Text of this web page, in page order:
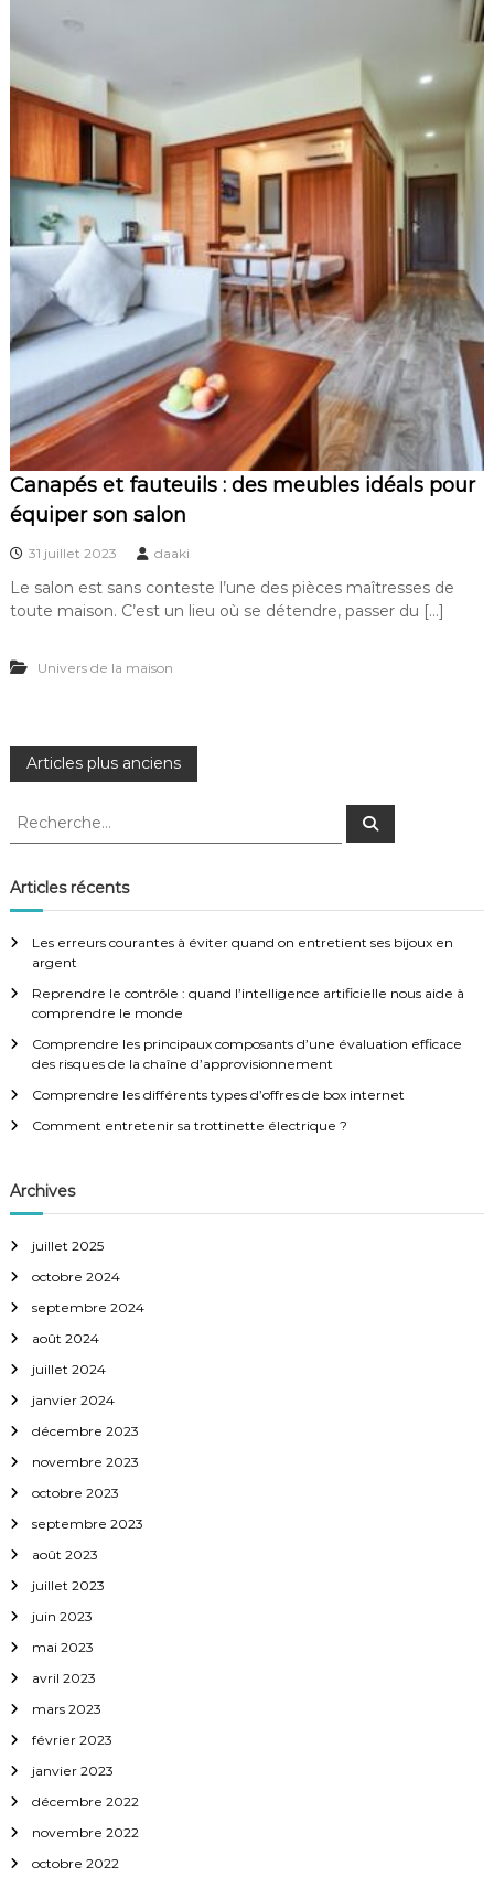
Canapés et fauteuils : des meubles idéals pour
équiper son salon
31 juillet 2023 daaki
Le salon est sans conteste l’une des pièces maîtresses de
toute maison. C’est un lieu où se détendre, passer du […]
Univers de la maison
N
a
i
i
n
d
e
s
a
r
t
i
c
l
e
s
Articles plus anciens
R
h
e
c
e
:
R
c
e
r
Articles récents
Les erreurs courantes à éviter quand on entretient ses bijoux en
argent
Reprendre le contrôle : quand l’intelligence artificielle nous aide à
comprendre le monde
Comprendre les principaux composants d’une évaluation efficace
des risques de la chaîne d’approvisionnement
Comprendre les différents types d’offres de box internet
Comment entretenir sa trottinette électrique ?
Archives
juillet 2025
octobre 2024
septembre 2024
août 2024
juillet 2024
janvier 2024
décembre 2023
novembre 2023
octobre 2023
septembre 2023
août 2023
juillet 2023
juin 2023
mai 2023
avril 2023
mars 2023
février 2023
janvier 2023
décembre 2022
novembre 2022
octobre 2022